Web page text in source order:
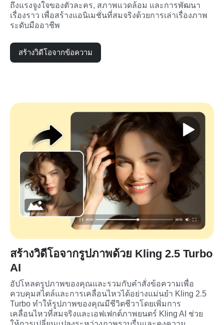
ถึงแรงจูงใจของตัวละคร, สภาพแวดล้อม และการพัฒนา
เรื่องราว เพื่อสร้างแอนิเมชั่นที่สมจริงด้วยการเล่าเรื่องภาพ
ระดับมืออาชีพ
สร้างวิดีโอจากข้อความ
สร้างวิดีโอจากรูปภาพด้วย Kling 2.5 Turbo
AI
อัปโหลดรูปภาพของคุณและรวมกับคำสั่งข้อความเพื่อ
ควบคุมสไตล์และการเคลื่อนไหวได้อย่างแม่นยำ Kling 2.5
Turbo ทำให้รูปภาพของคุณมีชีวิตชีวาโดยเพิ่มการ
เคลื่อนไหวที่สมจริงและเอฟเฟกต์ภาพยนตร์ Kling AI ช่วย